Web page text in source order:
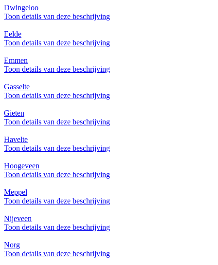
Dwingeloo
Toon details van deze beschrijving
Eelde
Toon details van deze beschrijving
Emmen
Toon details van deze beschrijving
Gasselte
Toon details van deze beschrijving
Gieten
Toon details van deze beschrijving
Havelte
Toon details van deze beschrijving
Hoogeveen
Toon details van deze beschrijving
Meppel
Toon details van deze beschrijving
Nijeveen
Toon details van deze beschrijving
Norg
Toon details van deze beschrijving